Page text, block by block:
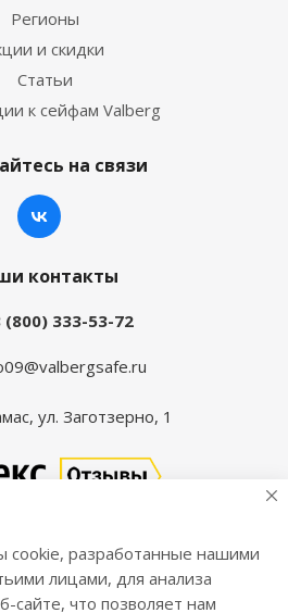
Регионы
и скидки
Статьи
к сейфам Valberg
на связи
контакты
(800) 333-53-72
ул. Заготзерно, 1
— Интернет-магазин
мебели Практик.
cookie, разработанные нашими
лицами, для анализа
сайте, что позволяет нам